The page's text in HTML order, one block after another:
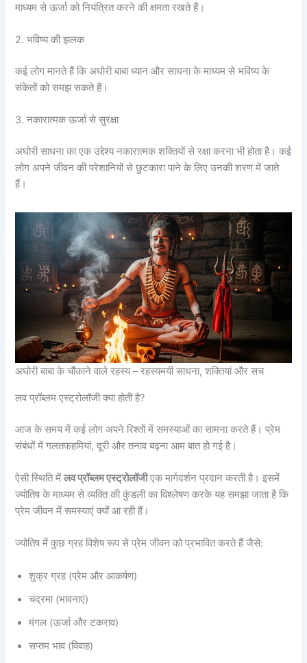
माध्यम से ऊर्जा को नियंत्रित करने की क्षमता रखते हैं।
2. भविष्य की झलक
कई लोग मानते हैं कि अघोरी बाबा ध्यान और साधना के माध्यम से भविष्य के
संकेतों को समझ सकते हैं।
3. नकारात्मक ऊर्जा से सुरक्षा
अघोरी साधना का एक उद्देश्य नकारात्मक शक्तियों से रक्षा करना भी होता है। कई
लोग अपने जीवन की परेशानियों से छुटकारा पाने के लिए उनकी शरण में जाते
हैं।
अघोरी बाबा के चौंकाने वाले रहस्य – रहस्यमयी साधना, शक्तियां और सच
लव प्रॉब्लम एस्ट्रोलॉजी क्या होती है?
आज के समय में कई लोग अपने रिश्तों में समस्याओं का सामना करते हैं। प्रेम
संबंधों में गलतफहमियां, दूरी और तनाव बढ़ना आम बात हो गई है।
ऐसी स्थिति मेंलव प्रॉब्लम एस्ट्रोलॉजीएक मार्गदर्शन प्रदान करती है। इसमें
ज्योतिष के माध्यम से व्यक्ति की कुंडली का विश्लेषण करके यह समझा जाता है कि
प्रेम जीवन में समस्याएं क्यों आ रही हैं।
ज्योतिष में कुछ ग्रह विशेष रूप से प्रेम जीवन को प्रभावित करते हैं जैसे:
शुक्र ग्रह (प्रेम और आकर्षण)
चंद्रमा (भावनाएं)
मंगल (ऊर्जा और टकराव)
सप्तम भाव (विवाह)